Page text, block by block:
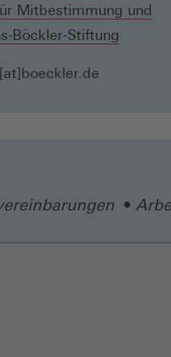
Mitbestimmung und
Böckler-Stiftung